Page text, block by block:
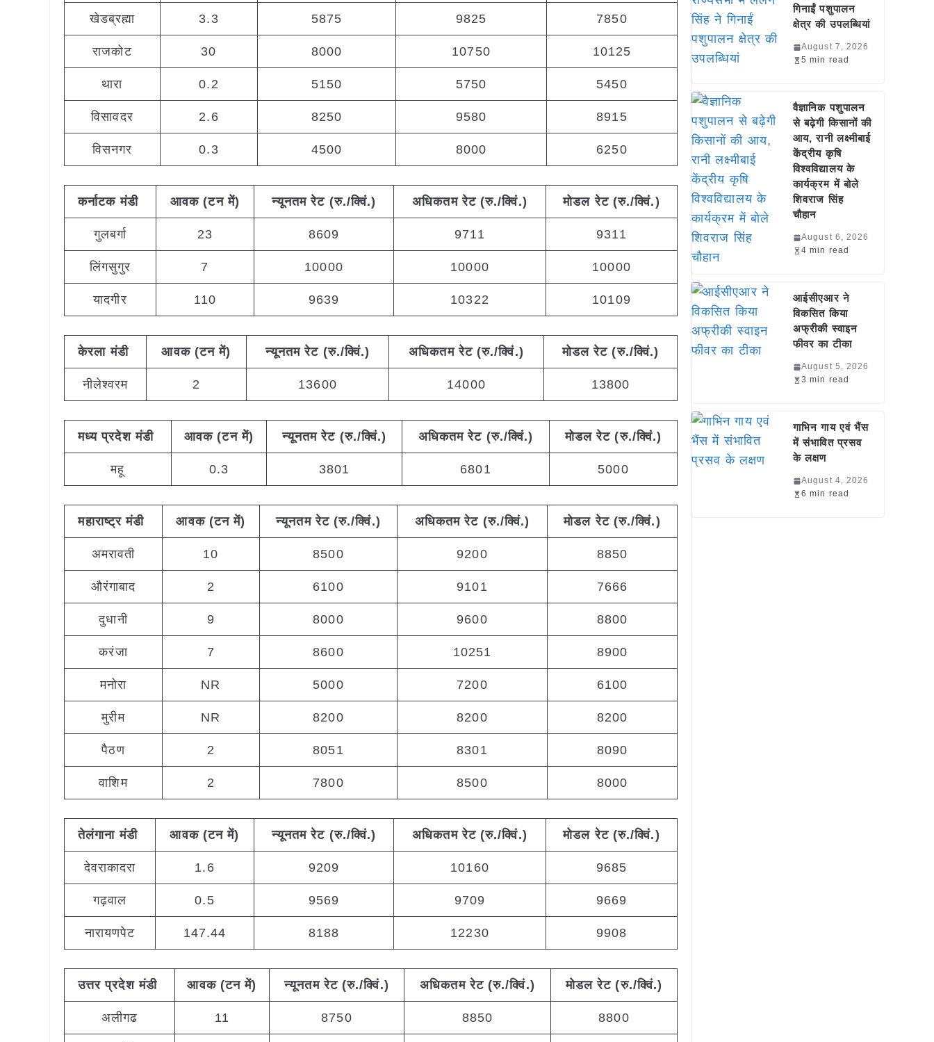
खेडब्रह्मा 3.3 5875 9825 7850
राजकोट 30 8000 10750 10125
थारा 0.2 5150 5750 5450
विसावदर 2.6 8250 9580 8915
विसनगर 0.3 4500 8000 6250
कर्नाटक मंडी आवक (टन में) न्यूनतम रेट (रु./क्विं.) अधिकतम रेट (रु./क्विं.) मोडल रेट(रु./क्विं.)
गुलबर्गा 23 8609 9711 9311
लिंगसुगुर 7 10000 10000 10000
यादगीर 110 9639 10322 10109
केरला मंडी आवक (टन में) न्यूनतम रेट (रु./क्विं.) अधिकतम रेट (रु./क्विं.) मोडल रेट(रु./क्विं.)
नीलेश्वरम 2 13600 14000 13800
मध्य प्रदेश मंडी आवक (टन में) न्यूनतम रेट (रु./क्विं.) अधिकतम रेट (रु./क्विं.) मोडल रेट(रु./क्विं.)
महू 0.3 3801 6801 5000
महाराष्ट्र मंडी आवक (टन में) न्यूनतम रेट (रु./क्विं.) अधिकतम रेट (रु./क्विं.) मोडल रेट(रु./क्विं.)
अमरावती 10 8500 9200 8850
औरंगाबाद 2 6100 9101 7666
दुधानी 9 8000 9600 8800
करंजा 7 8600 10251 8900
मनोरा NR 5000 7200 6100
मुरीम NR 8200 8200 8200
पैठण 2 8051 8301 8090
वाशिम 2 7800 8500 8000
तेलंगाना मंडी आवक (टन में) न्यूनतम रेट (रु./क्विं.) अधिकतम रेट (रु./क्विं.) मोडल रेट(रु./क्विं.)
देवराकादरा 1.6 9209 10160 9685
गढ़वाल 0.5 9569 9709 9669
नारायणपेट 147.44 8188 12230 9908
उत्तर प्रदेश मंडी आवक (टन में) न्यूनतम रेट (रु./क्विं.) अधिकतम रेट (रु./क्विं.) मोडल रेट(रु./क्विं.)
अलीगढ 11 8750 8850 8800
गिनाईं पशुपालन
क्षेत्र की उपलब्धियां
August 7, 2026
5 min read
वैज्ञानिक पशुपालन
से बढ़ेगी किसानों की
आय, रानी लक्ष्मीबाई
केंद्रीय कृषि
विश्वविद्यालय के
कार्यक्रम में बोले
शिवराज सिंह
चौहान
August 6, 2026
4 min read
आईसीएआर ने
विकसित किया
अफ्रीकी स्वाइन
फीवर का टीका
August 5, 2026
3 min read
गाभिन गाय एवं भैंस
में संभावित प्रसव
के लक्षण
August 4, 2026
6 min read